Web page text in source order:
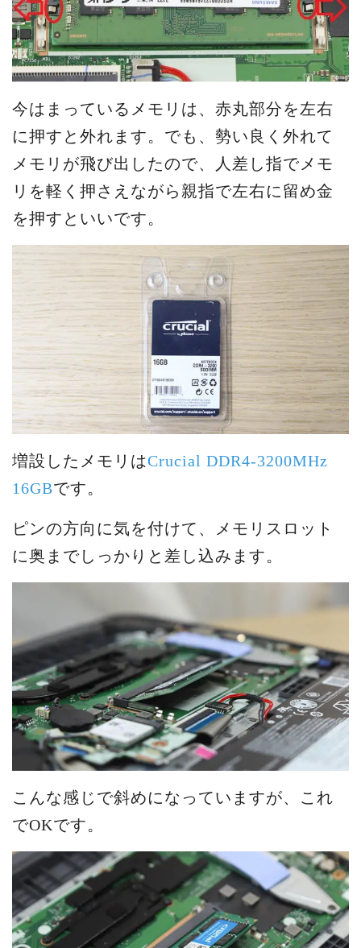
今はまっているメモリは、赤丸部分を左右
に押すと外れます。でも、勢い良く外れて
メモリが飛び出したので、人差し指でメモ
リを軽く押さえながら親指で左右に留め金
を押すといいです。
増設したメモリはCrucial DDR4-3200MHz
16GBです。
ピンの方向に気を付けて、メモリスロット
に奥までしっかりと差し込みます。
こんな感じで斜めになっていますが、これ
でOKです。